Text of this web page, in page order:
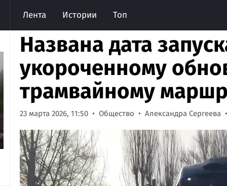
Лента Истории Топ
Названа дата
укороченному
трамвайному
23 марта 2026, 11:50 Общество Александра Сергеева